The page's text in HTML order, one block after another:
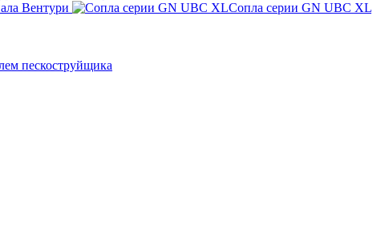
Вентури
Сопла серии GN UBC XL
пескоструйщика